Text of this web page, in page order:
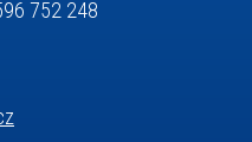
752 248